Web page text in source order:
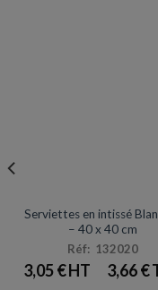
Prix en
Serviettes en intissé
– 40 x 40 cm
Réf: 132020
3,05€ 3,66€